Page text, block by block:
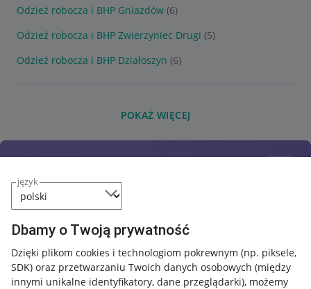
język
Dbamy o Twoją prywatność
Dzięki plikom cookies i technologiom pokrewnym (np. piksele,
SDK) oraz przetwarzaniu Twoich danych osobowych (między
innymi unikalne identyfikatory, dane przeglądarki), możemy
Odzież robocza i BHP Gniazdów (6)
Odzież robocza i BHP Zwierzyniec Drugi (5)
Odzież robocza i BHP Działoszyn (6)
POKAŻ WIĘCEJ